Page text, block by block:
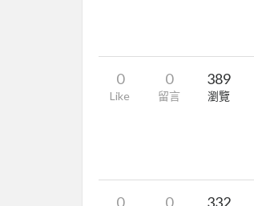
0
Like
0
留言
389
瀏覽
0 0 332